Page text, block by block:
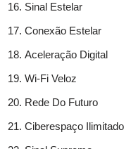
Sinal Estelar
Conexão Estelar
Aceleração Digital
Wi-Fi Veloz
Rede Do Futuro
Ciberespaço Ilimitado